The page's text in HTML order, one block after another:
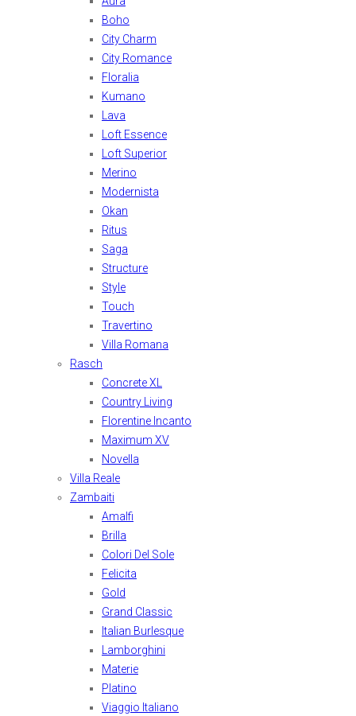
Boho
City Charm
City Romance
Floralia
Kumano
Lava
Loft Essence
Loft Superior
Merino
Modernista
Okan
Ritus
Saga
Structure
Style
Touch
Travertino
Villa Romana
Rasch
Concrete XL
Country Living
Florentine Incanto
Maximum XV
Novella
Villa Reale
Zambaiti
Amalfi
Brilla
Colori Del Sole
Felicita
Gold
Grand Classic
Italian Burlesque
Lamborghini
Materie
Platino
Viaggio Italiano